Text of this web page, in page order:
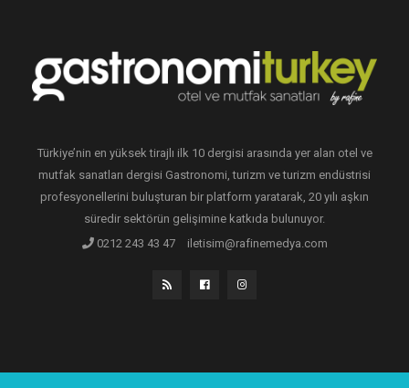
Türkiye’nin en yüksek tirajlı ilk 10 dergisi arasında yer alan otel ve
mutfak sanatları dergisi Gastronomi, turizm ve turizm endüstrisi
profesyonellerini buluşturan bir platform yaratarak, 20 yılı aşkın
süredir sektörün gelişimine katkıda bulunuyor.
0212 243 43 47
iletisim@rafinemedya.com